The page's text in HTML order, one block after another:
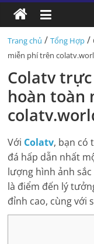
Trang chủ /Tổng Hợp /
miễn phí trên
Colatv
hoàn toàn
Với Colatv, bạn có
đá hấp dẫn nhất
lượng hình ảnh
là điểm đến lý
đỉnh cao, cùng với